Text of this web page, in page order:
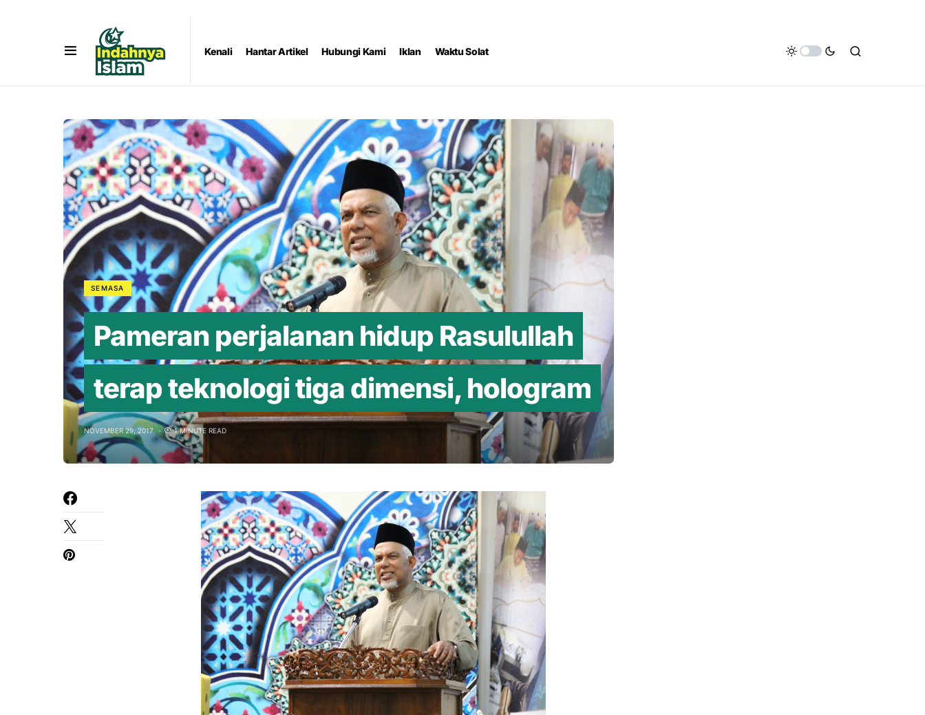
Kenali Hantar Artikel Hubungi Kami Iklan Waktu Solat
SEMASA
Pameran perjalanan hidup Rasulullah
terap teknologi tiga dimensi, hologram
NOVEMBER 29, 2017 1 MINUTE READ